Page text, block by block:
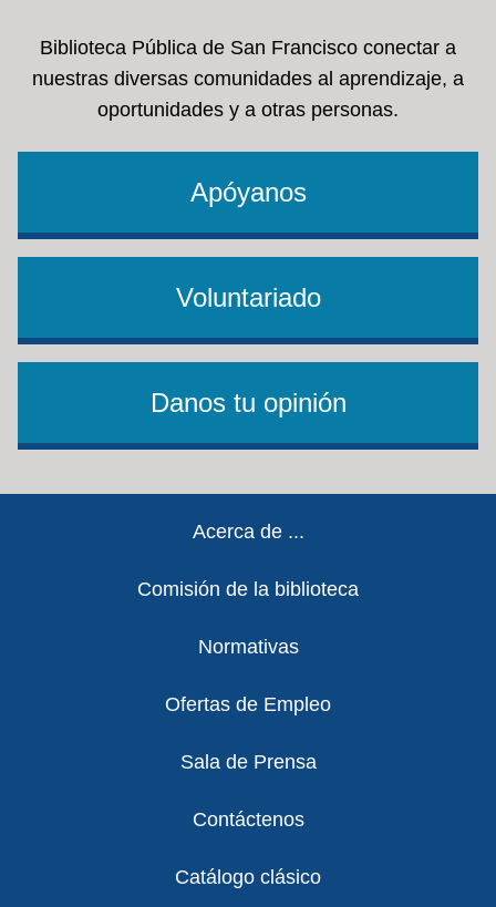
Biblioteca Pública de San Francisco conectar a
nuestras diversas comunidades al aprendizaje, a
oportunidades y a otras personas.
Apóyanos
Voluntariado
Danos tu opinión
Acerca de ...
Comisión de la biblioteca
Normativas
Ofertas de Empleo
Sala de Prensa
Contáctenos
Catálogo clásico